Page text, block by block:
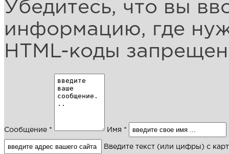
Убедитесь, что вы
информацию, где
HTML-коды
Сообщение * Имя *
Введите текст (или цифры) с